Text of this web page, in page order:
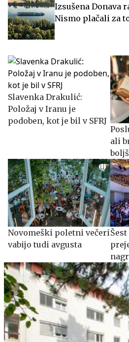
Izsušena Donava
Nismo plačali za
Slavenka Drakulić:
Položaj v Iranu je
podoben, kot je bil v SFRJ
ali
Novomeški poletni večeri
vabijo tudi avgusta